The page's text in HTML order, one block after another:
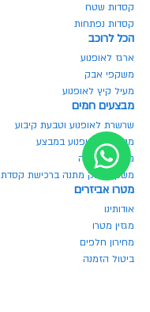
קסדות שטח
קסדות נפתחות
הכל לרוכב
ארגז לאופנוע
משקפי אבק
מעיל קיץ לאופנוע
מבצעים חמים
שרשרת לאופנוע וטבעת קיבוע
מנעולים לאופנוע במבצע
משקף בהנחה
משקף אבק מתנה ברכישת קסדת WOLF
מטרו אביזרים
אודותינו
מגזין מטרו
מחירון חלפים
ביטול הזמנה